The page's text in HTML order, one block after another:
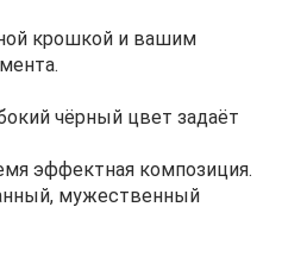
крошкой и вашим
чёрный цвет задаёт
эффектная композиция.
мужественный